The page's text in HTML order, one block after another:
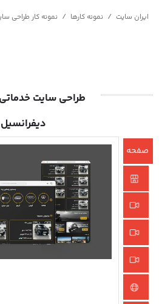
ایران سایت / نمونه کارها / نمونه کار طراحی
طراحی سایت
دیفرانسیل
صفحه
اصلی